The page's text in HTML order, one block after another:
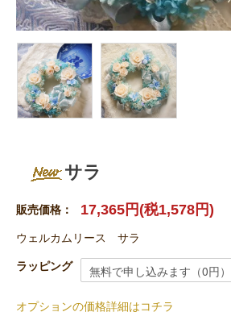
サラ
販売価格： 17,365円(税1,578円)
ウェルカムリース サラ
ラッピング
オプションの価格詳細はコチラ